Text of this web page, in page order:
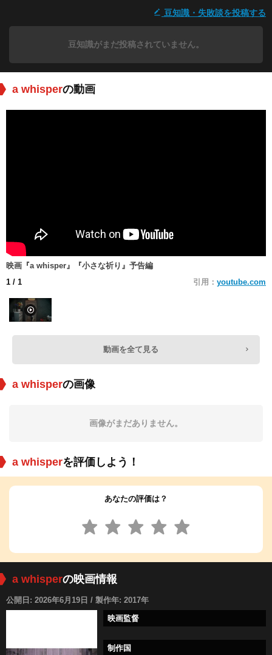
豆知識・失敗談を投稿する
豆知識がまだ投稿されていません。
a whisperの動画
映画『a whisper』『小さな祈り』予告編
1 / 1 引用： youtube.com
動画を全て見る
a whisperの画像
画像がまだありません。
a whisperを評価しよう！
あなたの評価は？
a whisperの映画情報
公開日: 2026年6月19日 / 製作年: 2017年
映画監督
制作国